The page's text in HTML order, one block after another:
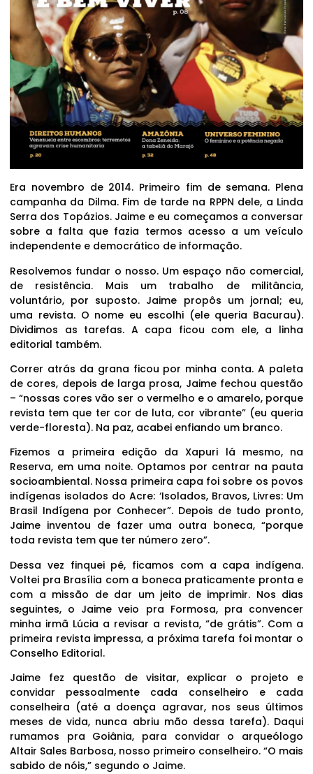
Era novembro de 2014. Primeiro fim de semana. Plena
campanha da Dilma. Fim de tarde na RPPN dele, a Linda
Serra dos Topázios. Jaime e eu começamos a conversar
sobre a falta que fazia termos acesso a um veículo
independente e democrático de informação.
Resolvemos fundar o nosso. Um espaço não comercial,
de resistência. Mais um trabalho de militância,
voluntário, por suposto. Jaime propôs um jornal; eu,
uma revista. O nome eu escolhi (ele queria Bacurau).
Dividimos as tarefas. A capa ficou com ele, a linha
editorial também.
Correr atrás da grana ficou por minha conta. A paleta
de cores, depois de larga prosa, Jaime fechou questão
– “nossas cores vão ser o vermelho e o amarelo, porque
revista tem que ter cor de luta, cor vibrante” (eu queria
verde-floresta). Na paz, acabei enfiando um branco.
Fizemos a primeira edição da Xapuri lá mesmo, na
Reserva, em uma noite. Optamos por centrar na pauta
socioambiental. Nossa primeira capa foi sobre os povos
indígenas isolados do Acre: ‘Isolados, Bravos, Livres: Um
Brasil Indígena por Conhecer”. Depois de tudo pronto,
Jaime inventou de fazer uma outra boneca, “porque
toda revista tem que ter número zero”.
Dessa vez finquei pé, ficamos com a capa indígena.
Voltei pra Brasília com a boneca praticamente pronta e
com a missão de dar um jeito de imprimir. Nos dias
seguintes, o Jaime veio pra Formosa, pra convencer
minha irmã Lúcia a revisar a revista, “de grátis”. Com a
primeira revista impressa, a próxima tarefa foi montar o
Conselho Editorial.
Jaime fez questão de visitar, explicar o projeto e
convidar pessoalmente cada conselheiro e cada
conselheira (até a doença agravar, nos seus últimos
meses de vida, nunca abriu mão dessa tarefa). Daqui
rumamos pra Goiânia, para convidar o arqueólogo
Altair Sales Barbosa, nosso primeiro conselheiro. “O mais
sabido de nóis,” segundo o Jaime.